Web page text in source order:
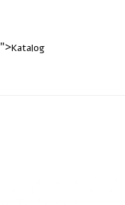
">Katalog